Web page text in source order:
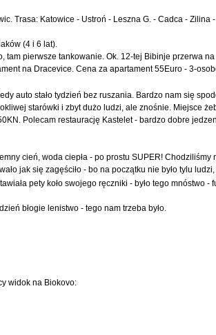
Trasa: Katowice - Ustroń - Leszna G. - Cadca - Zilina
(4 i 6 lat).
tam pierwsze tankowanie. Ok. 12-tej Bibinje przerwa
na Dracevice. Cena za apartament 55Euro - 3-
auto stało tydzień bez ruszania. Bardzo nam się
starówki i zbyt dużo ludzi, ale znośnie. Miejsce
Polecam restaurację Kastelet - bardzo dobre
cień, woda ciepła - po prostu SUPER!
jak się zagęściło - bo na początku nie było tylu
pety koło swojego ręczniki - było tego mnóstwo -
błogie lenistwo - tego nam trzeba było.
widok na Biokovo: